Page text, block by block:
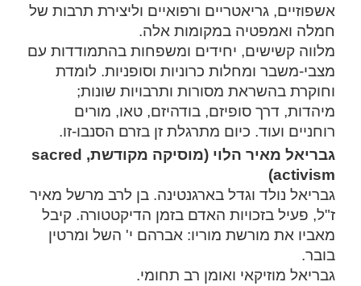
אשפוזיים, גריאטריים ורפואיים וליצירת תרבות של
חמלה ואמפטיה במקומות אלה.
מלווה קשישים, יחידים ומשפחות בהתמודדות עם
מצבי-משבר ומחלות כרוניות וסופניות. לומדת
וחוקרת בהשראת מסורות ותרבויות שונות;
מיהדות, דרך סופיזם, בודהיזם, טאו, מורים
רוחניים ועוד. כיום מתרגלת זן בזרם הסנבו-זו.
גבריאל מאיר הלוי (מוסיקה מקודשת, sacred
activism)
גבריאל נולד וגדל בארגנטינה. בן לרב מרשל מאיר
ז"ל, פעיל בזכויות האדם בזמן הדיקטטורה. קיבל
מאביו את מורשת מוריו: אברהם י' השל ומרטין
בובר.
גבריאל מוזיקאי ואומן רב תחומי.